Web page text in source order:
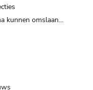
kunnen omslaan…